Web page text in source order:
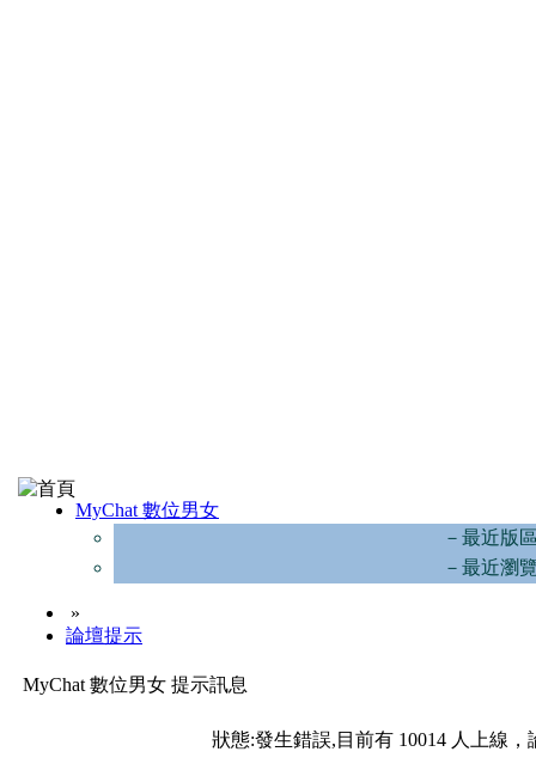
MyChat 數位男女
－最近版
－最近瀏
»
論壇提示
MyChat 數位男女 提示訊息
狀態:發生錯誤,目前有 10014 人上線